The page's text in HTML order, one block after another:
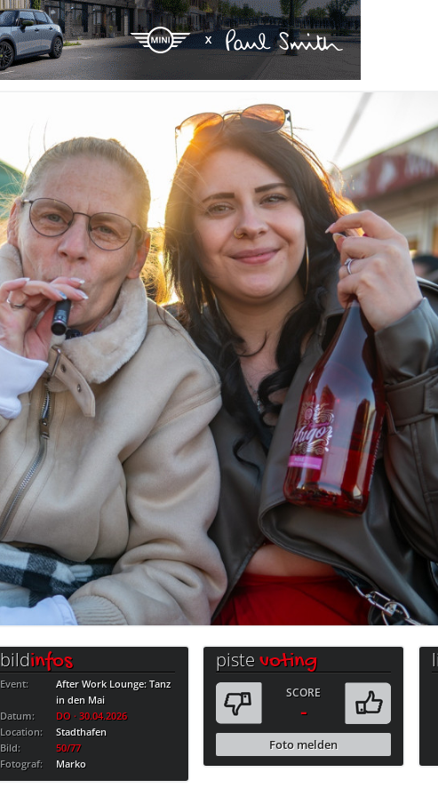
bildinfos
Event:
After Work Lounge: Tanz
in den Mai
Datum:
DO · 30.04.2026
Location:
Stadthafen
Bild:
50/77
Fotograf:
Marko
pistevoting
SCORE
-
Foto melden